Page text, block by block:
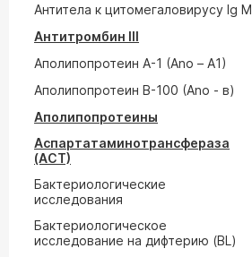
Антитела к цитомегаловирусу Ig M
Антитромбин III
Аполипопротеин A-1 (Ano – A1)
Аполипопротеин В-100 (Ano - в)
Аполипопротеины
Аспартатаминотрансфераза
(АСТ)
Бактериологические
исследования
Бактериологическое
исследование на дифтерию (ВL)